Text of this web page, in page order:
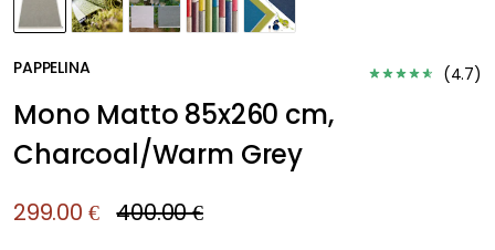
PAPPELINA (4.7)
Mono Matto 85x260 cm,
Charcoal/Warm Grey
299.00 € 400.00 €